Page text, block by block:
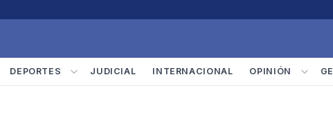
DEPORTES JUDICIAL INTERNACIONAL OPINIÓN